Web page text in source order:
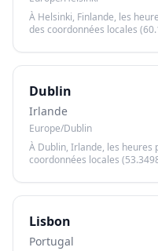
À Helsinki, Finlande, les
des coordonnées locales
lever et le coucher du soleil.
Dublin
Irlande
Europe/Dublin
À Dublin, Irlande, les heures
coordonnées locales
coucher du soleil.
Lisbon
Portugal